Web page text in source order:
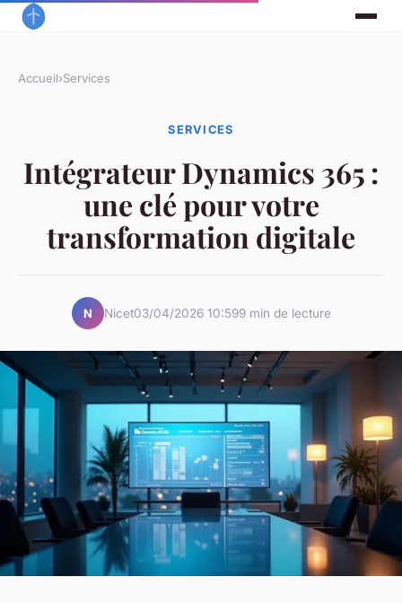
Accueil›Services
SERVICES
Intégrateur Dynamics 365 :
une clé pour votre
transformation digitale
N Nicet03/04/2026 10:599 min de lecture